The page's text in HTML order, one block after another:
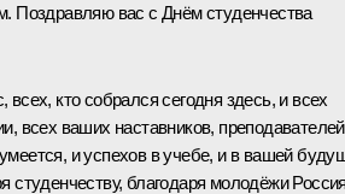
Поздравляю вас с Днём студенчества
кто собрался сегодня здесь, и всех
всех ваших наставников,
и успехов в учебе, и в вашей
студенчеству, благодаря молодёжи